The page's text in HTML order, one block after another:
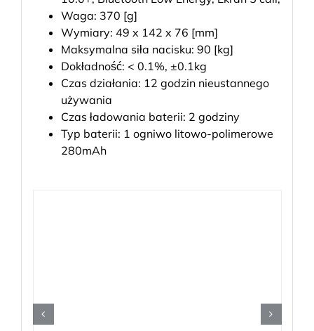
Waga: 370 [g]
Wymiary: 49 x 142 x 76 [mm]
Maksymalna siła nacisku: 90 [kg]
Dokładność: < 0.1%, ±0.1kg
Czas działania: 12 godzin nieustannego
używania
Czas ładowania baterii: 2 godziny
Typ baterii: 1 ogniwo litowo-polimerowe
280mAh